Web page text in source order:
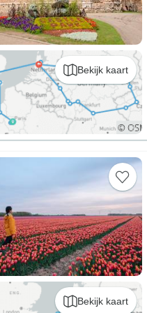
Bekijk kaart
Bekijk kaart